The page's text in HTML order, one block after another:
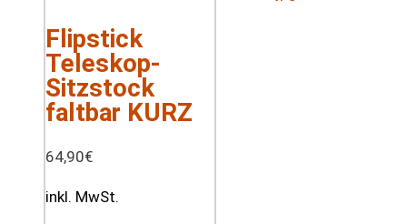
Flipstick
Teleskop-
Sitzstock
faltbar KURZ
64,90€
inkl. MwSt.